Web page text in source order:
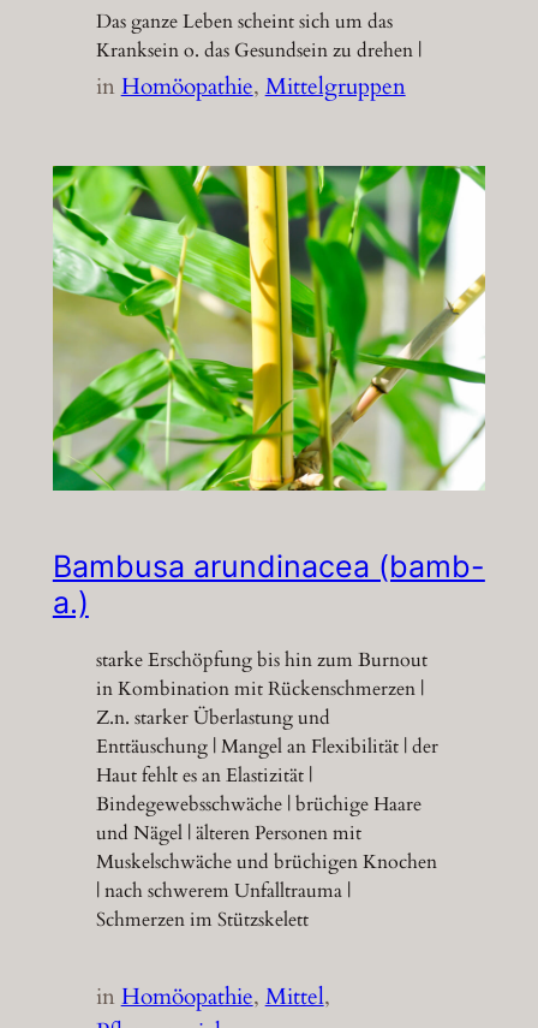
Das ganze Leben scheint sich um das
Kranksein o. das Gesundsein zu drehen |
inHomöopathie, Mittelgruppen
Bambusa arundinacea (bamb-
a.)
starke Erschöpfung bis hin zum Burnout
in Kombination mit Rückenschmerzen |
Z.n. starker Überlastung und
Enttäuschung | Mangel an Flexibilität | der
Haut fehlt es an Elastizität |
Bindegewebsschwäche | brüchige Haare
und Nägel | älteren Personen mit
Muskelschwäche und brüchigen Knochen
| nach schwerem Unfalltrauma |
Schmerzen im Stützskelett
inHomöopathie, Mittel